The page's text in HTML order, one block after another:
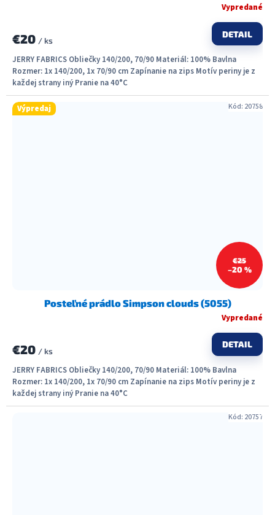
Vypredané
€20 / ks
DETAIL
JERRY FABRICS Obliečky 140/200, 70/90 Materiál: 100% Bavlna
Rozmer: 1x 140/200, 1x 70/90 cm Zapínanie na zips Motív periny je z
každej strany iný Pranie na 40°C
Výpredaj
€25
–20 %
Posteľné prádlo Simpson clouds (5055)
Vypredané
€20 / ks
DETAIL
JERRY FABRICS Obliečky 140/200, 70/90 Materiál: 100% Bavlna
Rozmer: 1x 140/200, 1x 70/90 cm Zapínanie na zips Motív periny je z
každej strany iný Pranie na 40°C
Kód: 20758
Kód: 20757